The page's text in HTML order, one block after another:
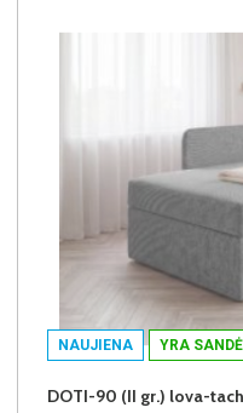
NAUJIENA YRA
DOTI-90 (II gr.) lova-